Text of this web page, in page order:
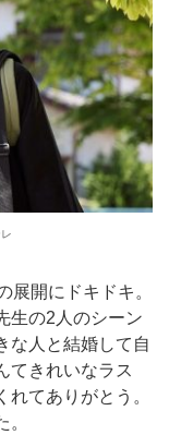
開にドキドキ。
生の2人のシーン
な人と結婚して自
てきれいなラス
れてありがとう。